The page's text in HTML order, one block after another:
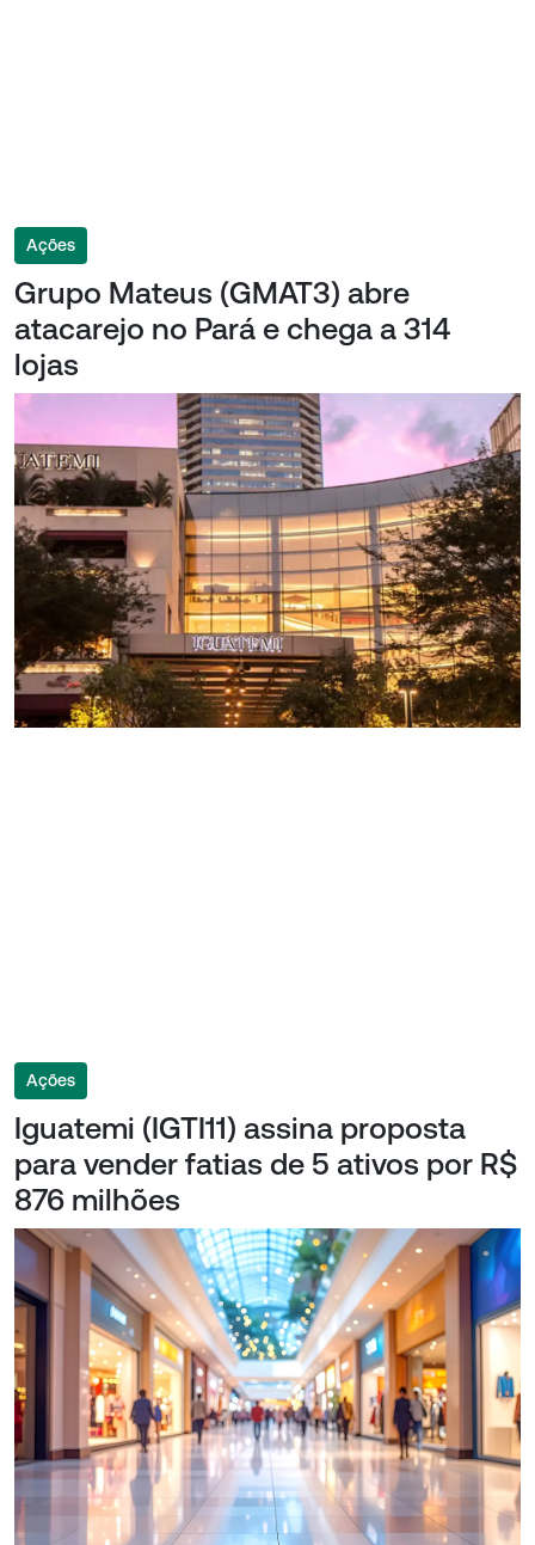
Ações
Grupo Mateus (GMAT3) abre
atacarejo no Pará e chega a 314
lojas
Ações
Iguatemi (IGTI11) assina proposta
para vender fatias de 5 ativos por R$
876 milhões